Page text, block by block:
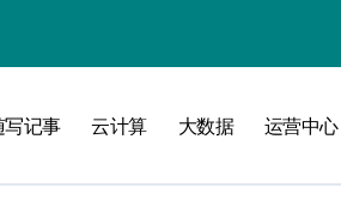
写记事 云计算 大数据 运营中心